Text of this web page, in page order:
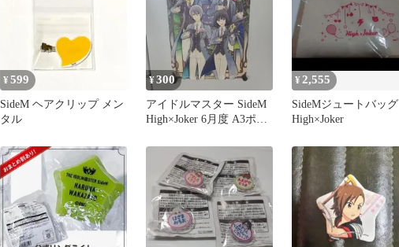
¥599
SideM ヘアクリップ メン
タル
¥300
アイドルマスター SideM
High×Joker 6月度 A3ポス
¥ 2,555
SideMジュートバッグ
High×Joker